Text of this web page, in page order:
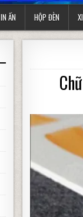
IN ẤN HỘP ĐÈN